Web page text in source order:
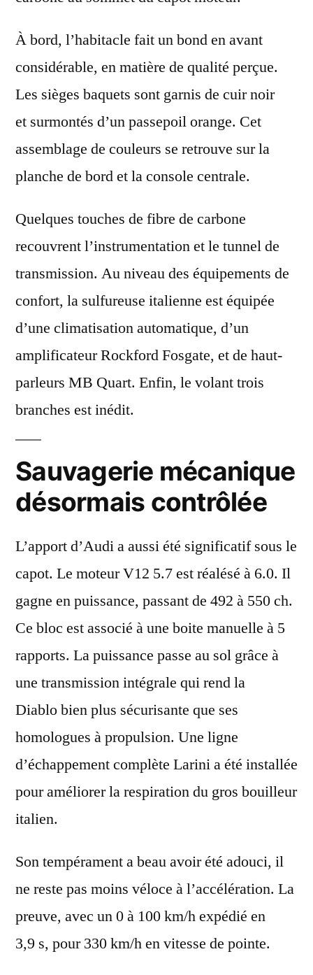
À bord, l’habitacle fait un bond en avant
considérable, en matière de qualité perçue.
Les sièges baquets sont garnis de cuir noir
et surmontés d’unpassepoil orange. Cet
assemblage de couleurs se retrouve sur la
planche de bord et la console centrale.
Quelques touches de fibre de carbone
recouvrent l’instrumentationet le tunnel de
transmission. Au niveau des équipements de
confort, la sulfureuse italienne est équipée
d’une climatisation automatique, d’un
amplificateur Rockford Fosgate, et de haut-
parleurs MB Quart. Enfin, le volant trois
branches estinédit.
Sauvagerie mécanique
désormais contrôlée
L’apport d’Audi a aussi été significatif sous le
capot. Le moteurV12 5.7estréalésé à 6.0. Il
gagne en puissance, passantde 492 à 550 ch.
Ce bloc est associé à une boite manuelle à 5
rapports. La puissance passe au sol grâce à
une transmission intégrale qui rend la
Diablo bien plus sécurisante que ses
homologues à propulsion. Une ligne
d’échappement complète Larinia été installée
pour améliorer la respiration du gros bouilleur
italien.
Son tempérament a beau avoir été adouci, il
ne reste pas moins véloce à l’accélération. La
preuve, avec un0 à 100 km/hexpédié en
3,9 s, pour330 km/h en vitesse de pointe.